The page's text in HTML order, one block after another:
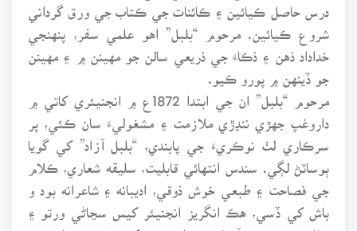
درس حاصل ڪيائين ۽ ڪائنات جي ڪتاب جي ورق گرداني
شروع ڪيائين. مرحوم “بلبل” اهو علمي سفر، پنهنجي
خداداد ذهن ۽ ذڪاءَ جي ذريعي سالن جو مهينن ۾ ۽ مهينن
جو ڏينهن ۾ پورو ڪيو.
مرحوم “بلبل” ان جي ابتدا 1872ع ۾ انجنيئري کاتي ۾
داروغپ جهڙي ننڍڙي ملازمت ۽ مشغوليءَ سان ڪئي، پر
سرڪاري لٺ نوڪريءَ جي پابندي، “بلبل آزاد” کي گويا
ٻوساٽڻ لڳي. سندس انتهائي قابليت، سليقه شعاري، ڪلام
جي فصاحت ۽ طبعي خوش ذوقي، اديبانه ۽ شاعرانه بود و
باش کي ڏسي، هڪ انگريز انجنيئر کيس سڃاڻي ورتو ۽
ساڻس دوستي ۽ آشنائي پيدا ڪري، کيس قديم زماني جو